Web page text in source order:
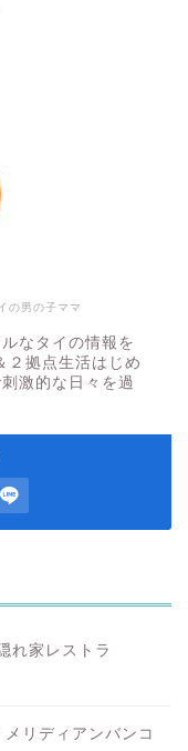
の男の子ママ
なタイの情報を
２拠点生活はじめ
激的な日々を過
れ家レストラ
リディアンバンコ